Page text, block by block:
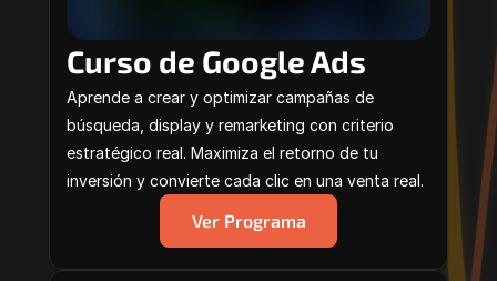
Curso de Google Ads
Aprende a crear y optimizar campañas de
búsqueda, display y remarketing con criterio
estratégico real. Maximiza el retorno de tu
inversión y convierte cada clic en una venta real.
Ver Programa